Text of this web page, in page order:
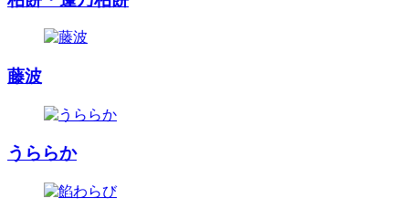
藤波
うららか